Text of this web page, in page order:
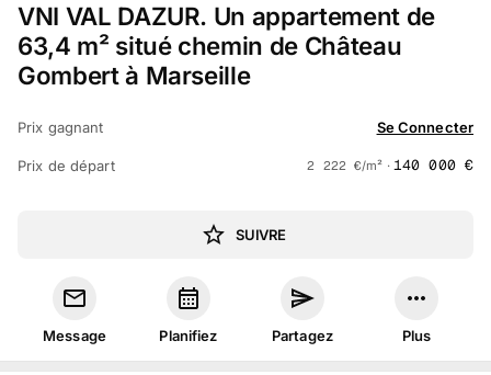
VNI VAL DAZUR. Un appartement de
63,4 m² situé chemin de Château
Gombert à Marseille
Prix gagnant Se Connecter
Prix de départ 2 222 €/m² · 140 000 €
SUIVRE
Message Planifiez Partagez Plus